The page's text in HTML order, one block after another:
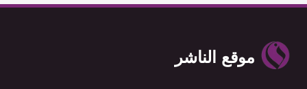
موقع الناشر